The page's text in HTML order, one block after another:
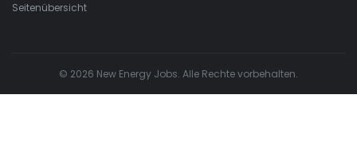
Seitenübersicht
© 2026 New Energy Jobs. Alle Rechte vorbehalten.